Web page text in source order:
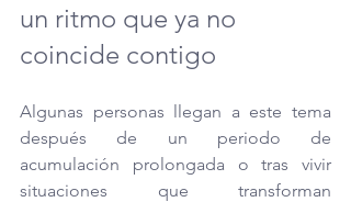
un ritmo que ya no
coincide contigo
Algunas personas llegan a este tema
después de un periodo de
acumulación prolongada o tras vivir
situaciones que transforman